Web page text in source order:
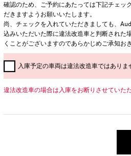
確認のため、ご予約にあたっては下記チェッ
だきますようお願いいたします。
尚、チェックを入れていただきましても、
込みいただいた際に違法改造車と判断された
くことがございますのであらかじめご承知お
入庫予定の車両は違法改造車ではありま
違法改造車の場合は入庫をお断りさせていた